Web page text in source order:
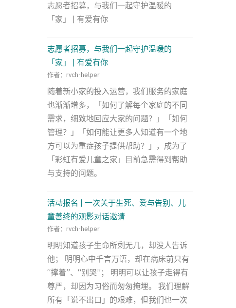
志愿者招募，与我们一起守护温暖的
「家」 | 有爱有你
志愿者招募，与我们一起守护温暖的
「家」 | 有爱有你
作者：rvch-helper
随着新小家的投入运营，我们服务的家庭
也渐渐增多，「如何了解每个家庭的不同
需求，细致地回应大家的问题？」「如何
管理？」「如何能让更多人知道有一个地
方可以为重症孩子提供帮助？」，成为了
「彩虹有爱儿童之家」目前急需得到帮助
与支持的问题。
活动报名 | 一次关于生死、爱与告别、儿
童善终的观影对话邀请
作者：rvch-helper
明明知道孩子生命所剩无几，却没人告诉
他； 明明心中千言万语，却在病床前只有
“撑着”、“别哭”； 明明可以让孩子走得有
尊严，却因为习俗而匆匆掩埋。 我们理解
所有「说不出口」的艰难，但我们也一次